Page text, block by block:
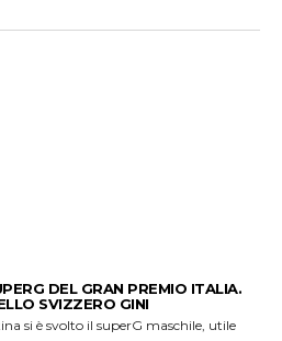
DEL GRAN PREMIO ITALIA.
SVIZZERO GINI
si è svolto il superG maschile, utile